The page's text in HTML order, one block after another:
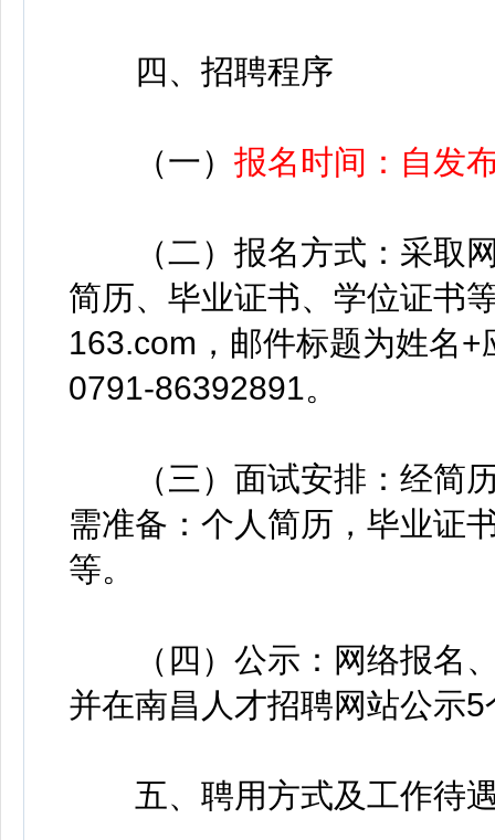
四、招聘程序
（一） 报名时间：自发
（二）报名方式：采取网
简历、毕业证书、学位证书
163.com，邮件标题为姓名
0791-86392891。
（三）面试安排：经简历
需准备：个人简历，毕业证
等。
（四）公示：网络报名、
并在南昌人才招聘网站公示
五、聘用方式及工作待